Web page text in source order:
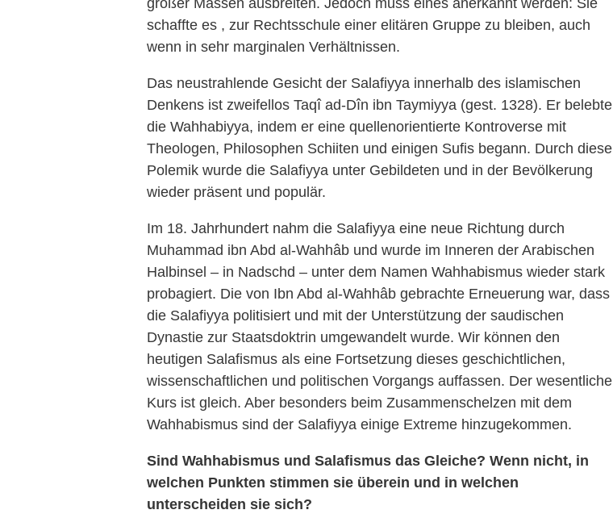
großer Massen ausbreiten. Jedoch muss eines anerkannt werden: Sie
schaffte es , zur Rechtsschule einer elitären Gruppe zu bleiben, auch
wenn in sehr marginalen Verhältnissen.
Das neustrahlende Gesicht der Salafiyya innerhalb des islamischen
Denkens ist zweifellos Taqî ad-Dîn ibn Taymiyya (gest. 1328). Er belebte
die Wahhabiyya, indem er eine quellenorientierte Kontroverse mit
Theologen, Philosophen Schiiten und einigen Sufis begann. Durch diese
Polemik wurde die Salafiyya unter Gebildeten und in der Bevölkerung
wieder präsent und populär.
Im 18. Jahrhundert nahm die Salafiyya eine neue Richtung durch
Muhammad ibn Abd al-Wahhâb und wurde im Inneren der Arabischen
Halbinsel – in Nadschd – unter dem Namen Wahhabismus wieder stark
probagiert. Die von Ibn Abd al-Wahhâb gebrachte Erneuerung war, dass
die Salafiyya politisiert und mit der Unterstützung der saudischen
Dynastie zur Staatsdoktrin umgewandelt wurde. Wir können den
heutigen Salafismus als eine Fortsetzung dieses geschichtlichen,
wissenschaftlichen und politischen Vorgangs auffassen. Der wesentliche
Kurs ist gleich. Aber besonders beim Zusammenschelzen mit dem
Wahhabismus sind der Salafiyya einige Extreme hinzugekommen.
Sind Wahhabismus und Salafismus das Gleiche? Wenn nicht, in
welchen Punkten stimmen sie überein und in welchen
unterscheiden sie sich?